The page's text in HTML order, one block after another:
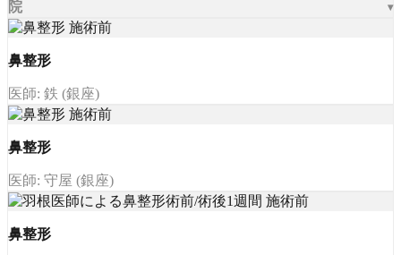
院
鼻整形
医師: 鉄 (銀座)
鼻整形
医師: 守屋 (銀座)
鼻整形